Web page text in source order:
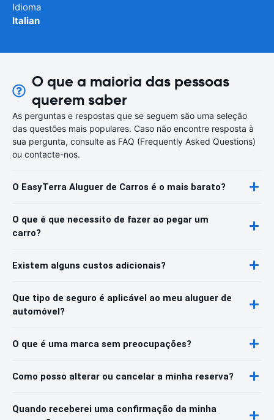
Idioma
Italian
O que a maioria das pessoas
querem saber
As perguntas e respostas que se seguem são uma seleção
das questões mais populares. Caso não encontre resposta à
sua pergunta, consulte as FAQ (Frequently Asked Questions)
ou contacte-nos.
O EasyTerra Aluguer de Carros é o mais barato?
O que é que necessito de fazer ao pegar um
carro?
Existem alguns custos adicionais?
Que tipo de seguro é aplicável ao meu aluguer de
automóvel?
O que é uma marca sem preocupações?
Como posso alterar ou cancelar a minha reserva?
Quando receberei uma confirmação da minha